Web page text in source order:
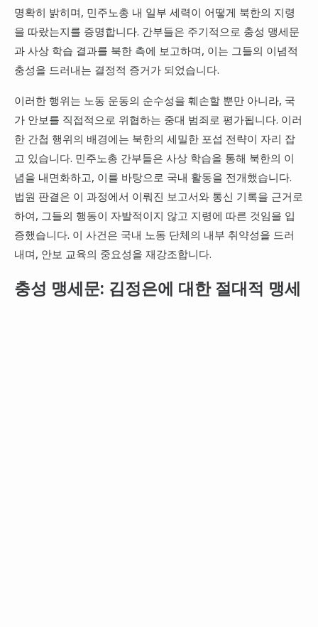
명확히 밝히며, 민주노총 내 일부 세력이 어떻게 북한의 지령
을 따랐는지를 증명합니다. 간부들은 주기적으로 충성 맹세문
과 사상 학습 결과를 북한 측에 보고하며, 이는 그들의 이념적
충성을 드러내는 결정적 증거가 되었습니다.
이러한 행위는 노동 운동의 순수성을 훼손할 뿐만 아니라, 국
가 안보를 직접적으로 위협하는 중대 범죄로 평가됩니다. 이러
한 간첩 행위의 배경에는 북한의 세밀한 포섭 전략이 자리 잡
고 있습니다. 민주노총 간부들은 사상 학습을 통해 북한의 이
념을 내면화하고, 이를 바탕으로 국내 활동을 전개했습니다.
법원 판결은 이 과정에서 이뤄진 보고서와 통신 기록을 근거로
하여, 그들의 행동이 자발적이지 않고 지령에 따른 것임을 입
증했습니다. 이 사건은 국내 노동 단체의 내부 취약성을 드러
내며, 안보 교육의 중요성을 재강조합니다.
충성 맹세문: 김정은에 대한 절대적 맹세